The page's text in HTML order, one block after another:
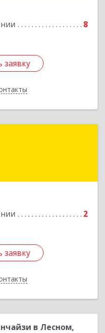
8
Подробнее
2
в Лесном,